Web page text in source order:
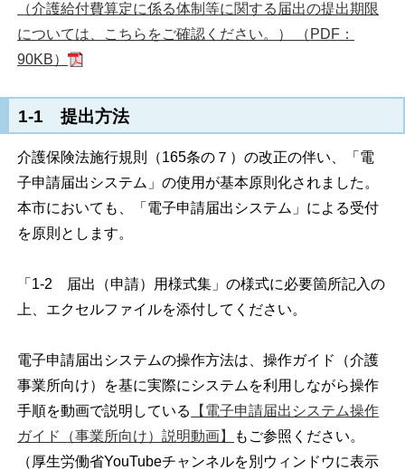
（介護給付費算定に係る体制等に関する届出の提出期限
については、こちらをご確認ください。） （PDF：
90KB）
1-1 提出方法
介護保険法施行規則（165条の７）の改正の伴い、「電
子申請届出システム」の使用が基本原則化されました。
本市においても、「電子申請届出システム」による受付
を原則とします。
「1-2 届出（申請）用様式集」の様式に必要箇所記入の
上、エクセルファイルを添付してください。
電子申請届出システムの操作方法は、操作ガイド（介護
事業所向け）を基に実際にシステムを利用しながら操作
手順を動画で説明している
【電子申請届出システム操作
ガイド（事業所向け）説明動画】
もご参照ください。
（厚生労働省YouTubeチャンネルを別ウィンドウに表示